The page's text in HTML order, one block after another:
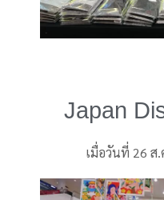
Japan
เมื่อวันที่ 26 ส